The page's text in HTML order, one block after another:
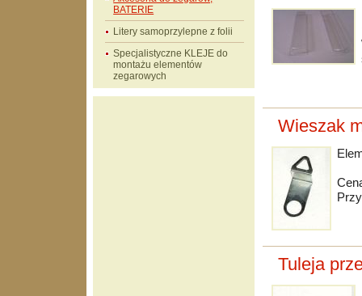
BATERIE
Litery samoprzylepne z folii
Specjalistyczne KLEJE do
montażu elementów
zegarowych
Wieszak
Tuleja